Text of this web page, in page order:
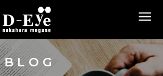
BLOG